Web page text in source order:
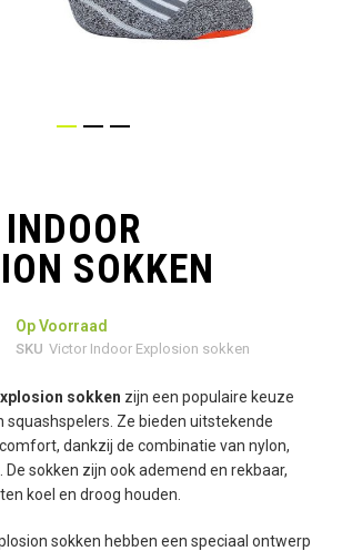
SOKKEN
Op Voorraad
SKU Victor Indoor Explosion sokken
sokken zijn een populaire keuze
squashspelers. Ze bieden uitstekende
dankzij de combinatie van nylon,
De sokken zijn ook ademend en rekbaar,
koel en droog houden.
sokken hebben een speciaal ontwerp